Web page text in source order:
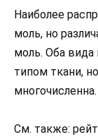
Наиболее
моль, но
моль. Оба
типом ткани,
многочисленна.
См. также: